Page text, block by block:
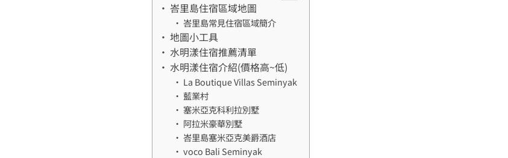
峇里島住宿區域地圖
峇里島常見住宿區域簡介
地圖小工具
水明漾住宿推薦清單
水明漾住宿介紹(價格高~低)
La Boutique Villas Seminyak
藍業村
塞米亞克科利拉別墅
阿拉米豪華別墅
峇里島塞米亞克美爵酒店
voco Bali Seminyak